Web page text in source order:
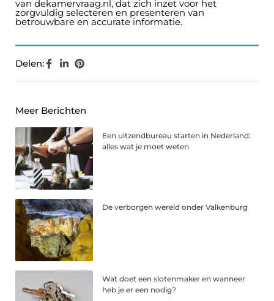
van dekamervraag.nl, dat zich inzet voor het
zorgvuldig selecteren en presenteren van
betrouwbare en accurate informatie.
Delen:
Meer Berichten
Een uitzendbureau starten in Nederland:
alles wat je moet weten
De verborgen wereld onder Valkenburg
Wat doet een slotenmaker en wanneer
heb je er een nodig?